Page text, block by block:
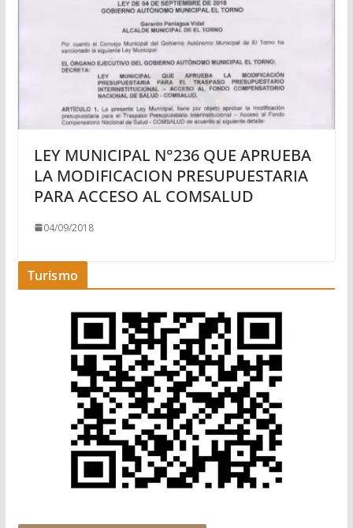
LEY MUNICIPAL N°236 QUE APRUEBA
LA MODIFICACION PRESUPUESTARIA
PARA ACCESO AL COMSALUD
04/09/2018
Turismo